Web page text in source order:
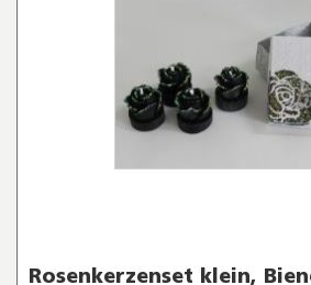
Rosenkerzenset klein,